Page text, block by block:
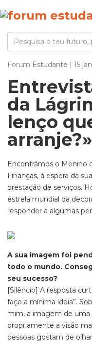
Forum Estudante | 15
da
lenço
arranje?»
Encontrámos o Menino
Finanças, à espera da
prestação de serviços.
estrela mundial da
responder a algumas
A sua imagem foi
todo o mundo.
seu sucesso?
[Silêncio] A resposta
faço a mínima ideia”.
mim, a imagem de uma
propriamente a visão
pessoas gostam de